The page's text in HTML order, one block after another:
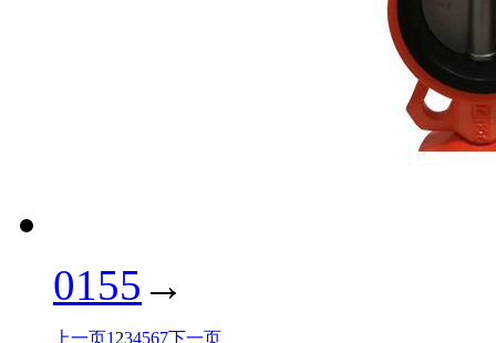
0155 →
上一页1 234567下一页